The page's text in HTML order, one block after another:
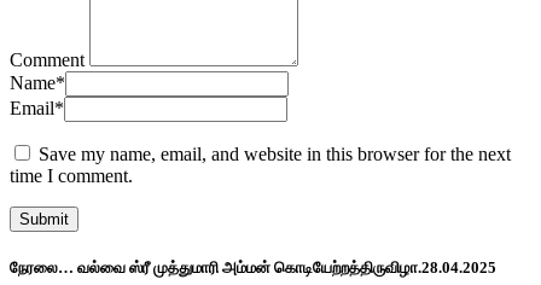
Comment
Name*
Email*
Save my name, email, and website in this browser for the next
time I comment.
நேரலை… வல்வை ஸ்ரீ முத்துமாரி அம்மன் கொடியேற்றத்திருவிழா.28.04.2025